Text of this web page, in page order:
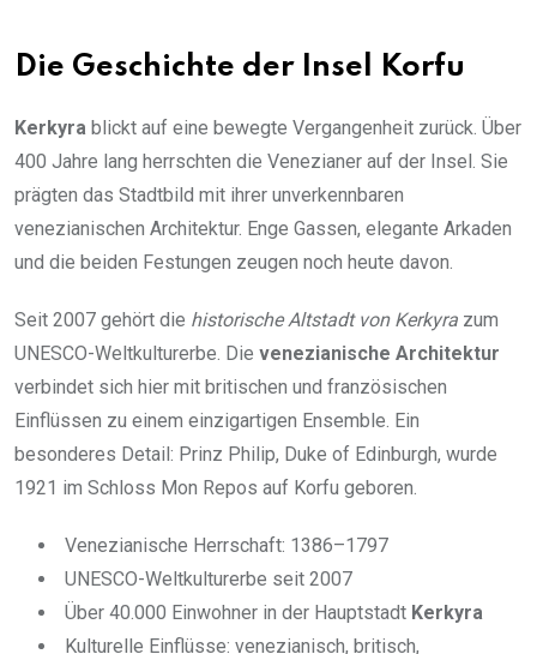
Die Geschichte der Insel Korfu
Kerkyra blickt auf eine bewegte Vergangenheit zurück. Über
400 Jahre lang herrschten die Venezianer auf der Insel. Sie
prägten das Stadtbild mit ihrer unverkennbaren
venezianischen Architektur. Enge Gassen, elegante Arkaden
und die beiden Festungen zeugen noch heute davon.
Seit 2007 gehört die historische Altstadt von Kerkyra zum
UNESCO-Weltkulturerbe. Die venezianische Architektur
verbindet sich hier mit britischen und französischen
Einflüssen zu einem einzigartigen Ensemble. Ein
besonderes Detail: Prinz Philip, Duke of Edinburgh, wurde
1921 im Schloss Mon Repos auf Korfu geboren.
Venezianische Herrschaft: 1386–1797
UNESCO-Weltkulturerbe seit 2007
Über 40.000 Einwohner in der Hauptstadt Kerkyra
Kulturelle Einflüsse: venezianisch, britisch,